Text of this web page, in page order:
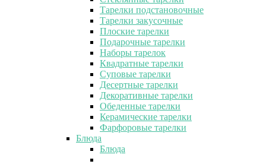
Тарелки подстановочные
Тарелки закусочные
Плоские тарелки
Подарочные тарелки
Наборы тарелок
Квадратные тарелки
Суповые тарелки
Десертные тарелки
Декоративные тарелки
Обеденные тарелки
Керамические тарелки
Фарфоровые тарелки
Блюда
Блюда